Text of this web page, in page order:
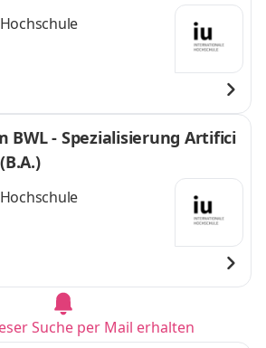
BWL - Spezialisierung Artifici
Suche per Mail erhalten